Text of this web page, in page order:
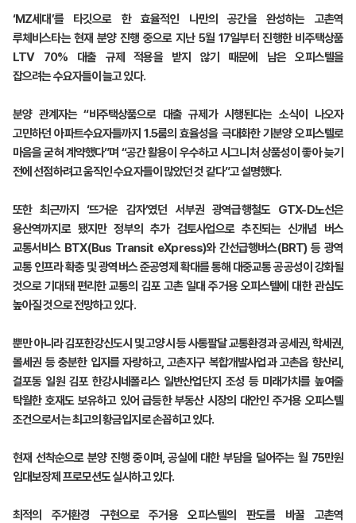
‘MZ세대’를 타깃으로 한 효율적인 나만의 공간을 완성하는 고촌역
루체비스타는 현재 분양 진행 중으로 지난 5월 17일부터 진행한 비주택상품
LTV 70% 대출 규제 적용을 받지 않기 때문에 남은 오피스텔을
잡으려는 수요자들이 늘고 있다.
분양 관계자는 “비주택상품으로 대출 규제가 시행된다는 소식이 나오자
고민하던 아파트수요자들까지 1.5룸의 효율성을 극대화한 기분양 오피스텔로
마음을 굳혀 계약했다”며 “공간 활용이 우수하고 시그니처 상품성이 좋아 늦기
전에 선점하려고 움직인 수요자들이 많았던 것 같다”고 설명했다.
또한 최근까지 ‘뜨거운 감자’였던 서부권 광역급행철도 GTX-D노선은
용산역까지로 됐지만 정부의 추가 검토사업으로 추진되는 신개념 버스
교통서비스 BTX(Bus Transit eXpress)와 간선급행버스(BRT) 등 광역
교통 인프라 확충 및 광역버스 준공영제 확대를 통해 대중교통 공공성이 강화될
것으로 기대돼 편리한 교통의 김포 고촌 일대 주거용 오피스텔에 대한 관심도
높아질 것으로 전망하고 있다.
뿐만 아니라 김포한강신도시 및 고양시 등 사통팔달 교통환경과 공세권, 학세권,
몰세권 등 충분한 입지를 자랑하고, 고촌지구 복합개발사업과 고촌읍 향산리,
걸포동 일원 김포 한강시네폴리스 일반산업단지 조성 등 미래가치를 높여줄
탁월한 호재도 보유하고 있어 급등한 부동산 시장의 대안인 주거용 오피스텔
조건으로서는 최고의 황금입지로 손꼽히고 있다.
현재 선착순으로 분양 진행 중이며, 공실에 대한 부담을 덜어주는 월 75만원
임대보장제 프로모션도 실시하고 있다.
최적의 주거환경 구현으로 주거용 오피스텔의 판도를 바꿀 고촌역